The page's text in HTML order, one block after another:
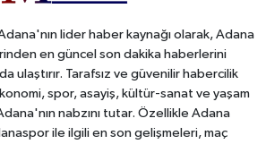
lider haber kaynağı olarak, Adana
en güncel son dakika haberlerini
ulaştırır. Tarafsız ve güvenilir habercilik
spor, asayiş, kültür-sanat ve yaşam
nabzını tutar. Özellikle Adana
ile ilgili en son gelişmeleri, maç